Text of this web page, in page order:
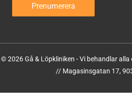
© 2026 Gå & Löpkliniken - Vi behandlar
// Magasinsgatan 17,